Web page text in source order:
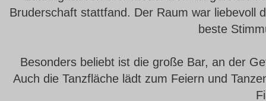
Bruderschaft stattfand. Der Raum war liebevoll
beste
Besonders beliebt ist die große Bar, an der
Auch die Tanzfläche lädt zum Feiern und